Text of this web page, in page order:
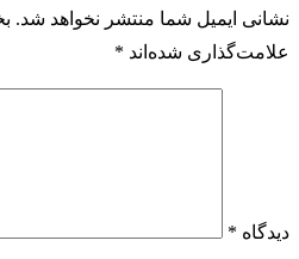
نشانی ایمیل شما منتشر نخواهد شد.
علامت‌گذاری شده‌اند *
دیدگاه *